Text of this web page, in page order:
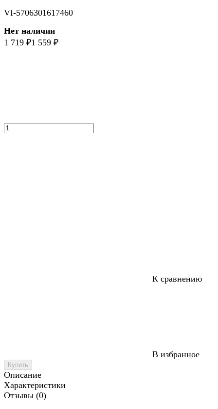
VI-5706301617460
Нет наличии
1 719 ₽1 559 ₽
К сравнению
В избранное
Купить
Описание
Характеристики
Отзывы (0)